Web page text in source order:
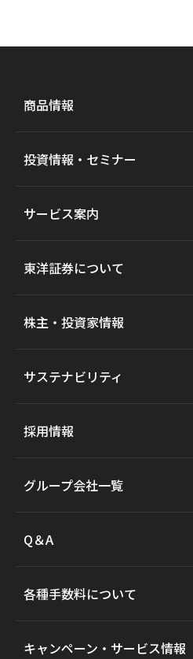
商品情報
投資情報・セミナー
サービス案内
東洋証券について
株主・投資家情報
サステナビリティ
採用情報
グループ会社一覧
Q＆A
各種手数料について
キャンペーン・サービス情報